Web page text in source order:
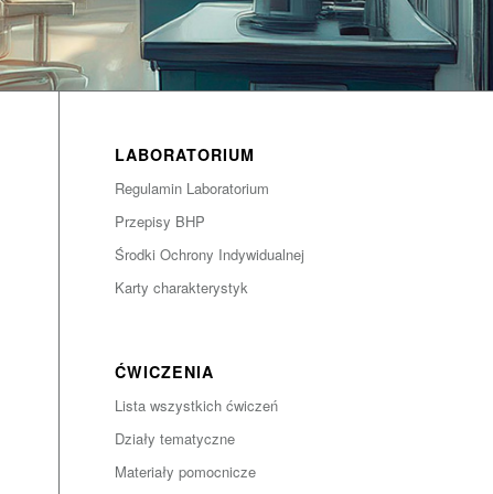
LABORATORIUM
Regulamin Laboratorium
Przepisy BHP
Środki Ochrony Indywidualnej
Karty charakterystyk
ĆWICZENIA
Lista wszystkich ćwiczeń
Działy tematyczne
Materiały pomocnicze